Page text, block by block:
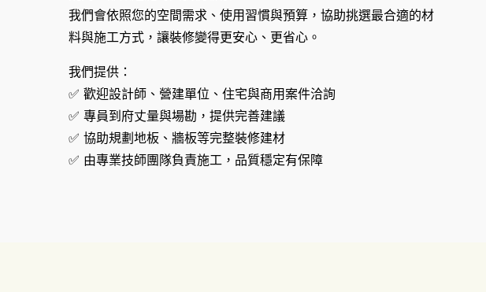
我們會依照您的空間需求、使用習慣與預算，協助挑選最合適的材
料與施工方式，讓裝修變得更安心、更省心。
我們提供：
✅ 歡迎設計師、營建單位、住宅與商用案件洽詢
✅ 專員到府丈量與場勘，提供完善建議
✅ 協助規劃地板、牆板等完整裝修建材
✅ 由專業技師團隊負責施工，品質穩定有保障